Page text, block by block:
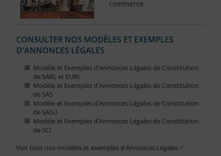
commerce
CONSULTER NOS MODÈLES ET EXEMPLES
D'ANNONCES LÉGALES
Modèle et Exemples d'Annonces Légales de Constitution
de SARL et EURL
Modèle et Exemples d'Annonces Légales de Constitution
de SAS
Modèle et Exemples d'Annonces Légales de Constitution
de SASU
Modèle et Exemples d'Annonces Légales de Constitution
de SCI
Voir tous nos modèles et exemples d'Annonces Légales >